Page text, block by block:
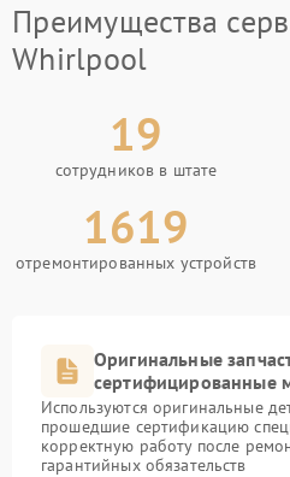
Преимущества
Whirlpool
19
сотрудников в штате
1619
отремонтированных устройств
Оригинальные
сертифицированные
Используются оригинальные
прошедшие сертификацию
корректную работу после
гарантийных обязательств